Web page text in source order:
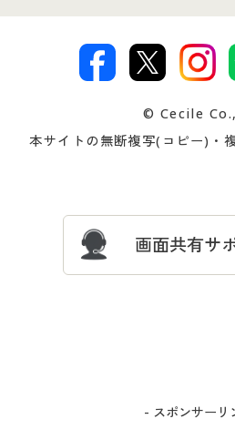
著作権・商標について 会
プレゼント＆キャンペーン サ
交換・返品は
ついて
忘
© Cecile
本サイトの無断複写(コピー)・
画面共有サ
- スポンサーリ